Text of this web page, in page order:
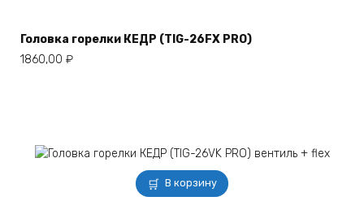
Головка горелки КЕДР (TIG-26FX PRO)
1860,00 ₽
В корзину